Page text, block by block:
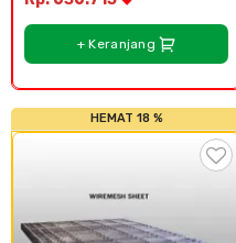
+ Keranjang
HEMAT 18 %